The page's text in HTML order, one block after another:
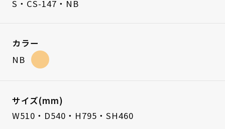
S・CS-147・NB
カラー
NB
サイズ(mm)
W510・D540・H795・SH460